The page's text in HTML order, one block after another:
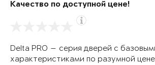
Качество по доступной цене!
Delta PRO — серия дверей с
характеристиками по разумной